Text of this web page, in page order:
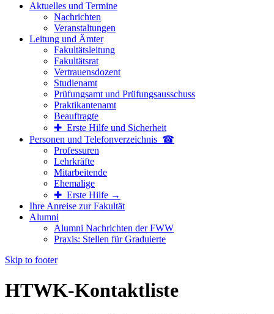
Aktuelles und Termine
Nachrichten
Veranstaltungen
Leitung und Ämter
Fakultätsleitung
Fakultätsrat
Vertrauensdozent
Studienamt
Prüfungsamt und Prüfungsausschuss
Praktikantenamt
Beauftragte
✚ Erste Hilfe und Sicherheit
Personen und Telefon­verzeichnis ☎
Professuren
Lehrkräfte
Mitarbeitende
Ehemalige
✚ Erste Hilfe →
Ihre Anreise zur Fakultät
Alumni
Alumni Nachrichten der FWW
Praxis: Stellen für Graduierte
Skip to footer
HTWK-Kontaktliste